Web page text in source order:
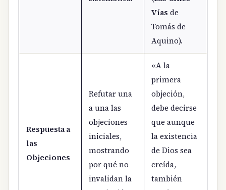
Vías de
Tomás de
Aquino).
Respuesta a
las
Objeciones
Refutar una
a una las
objeciones
iniciales,
mostrando
por qué no
invalidan la
«A la
primera
objeción,
debe decirse
que aunque
la existencia
de Dios sea
creída,
también